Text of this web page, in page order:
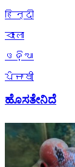
हिन्दी
বাংলা
ଓଡ଼ିଆ
ਪੰਜਾਬੀ
ಹೊಸತೇನಿದೆ